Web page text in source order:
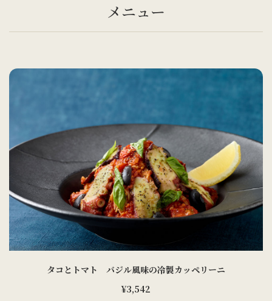
メニュー
タコとトマト バジル風味の冷製カッペリーニ
¥3,542